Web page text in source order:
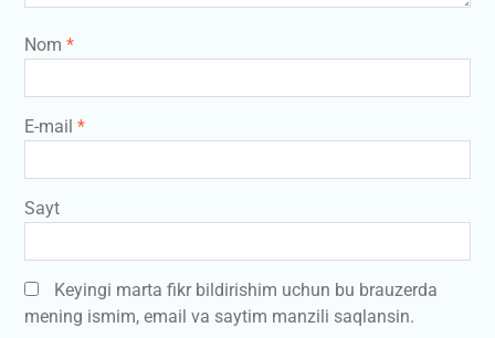
Nom *
E-mail *
Sayt
Keyingi marta fikr bildirishim uchun bu brauzerda
mening ismim, email va saytim manzili saqlansin.